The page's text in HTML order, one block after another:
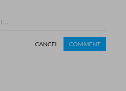
CANCEL COMMENT